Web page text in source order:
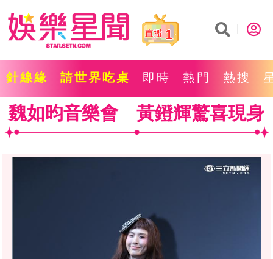
1
針線緣 請世界吃桌 即時 熱門 熱搜
魏如昀音樂會 黃鐙輝驚喜現身